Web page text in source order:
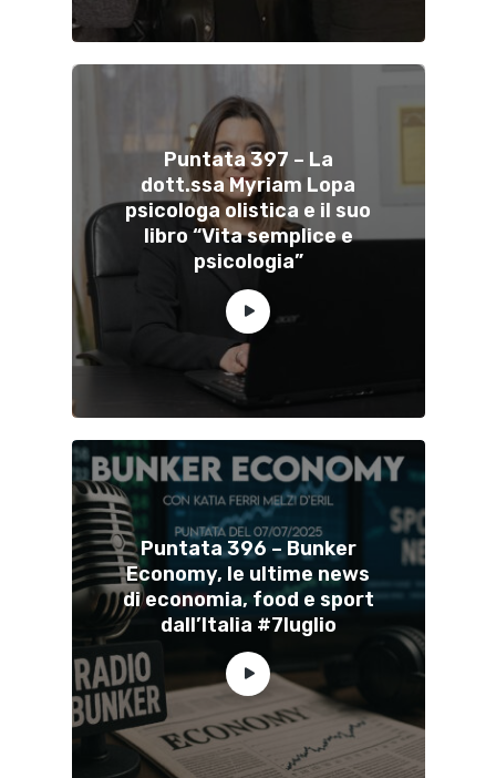
Puntata 397 – La
dott.ssa Myriam Lopa
psicologa olistica e il suo
libro “Vita semplice e
psicologia”
Puntata 396 – Bunker
Economy, le ultime news
di economia, food e sport
dall’Italia #7luglio